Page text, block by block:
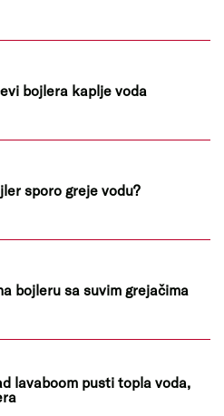
bojlera kaplje voda
sporo greje vodu?
bojleru sa suvim grejačima
lavaboom pusti topla voda,